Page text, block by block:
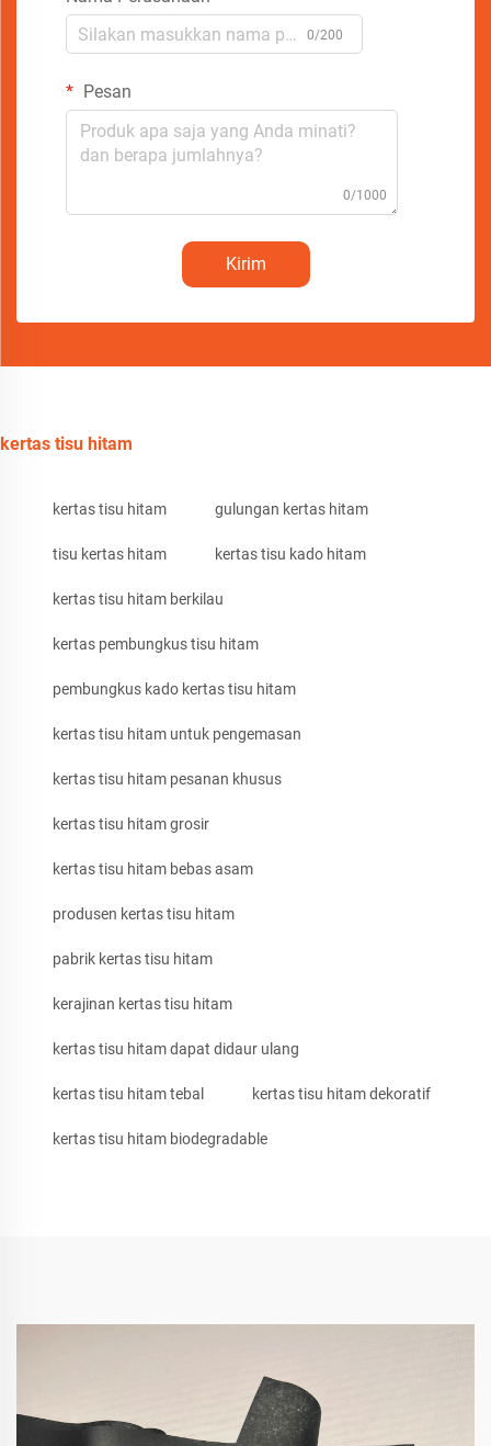
0/200
Pesan
0/1000
Kirim
kertas tisu hitam
kertas tisu hitam gulungan kertas hitam
tisu kertas hitam kertas tisu kado hitam
kertas tisu hitam berkilau
kertas pembungkus tisu hitam
pembungkus kado kertas tisu hitam
kertas tisu hitam untuk pengemasan
kertas tisu hitam pesanan khusus
kertas tisu hitam grosir
kertas tisu hitam bebas asam
produsen kertas tisu hitam
pabrik kertas tisu hitam
kerajinan kertas tisu hitam
kertas tisu hitam dapat didaur ulang
kertas tisu hitam tebal kertas tisu hitam dekoratif
kertas tisu hitam biodegradable